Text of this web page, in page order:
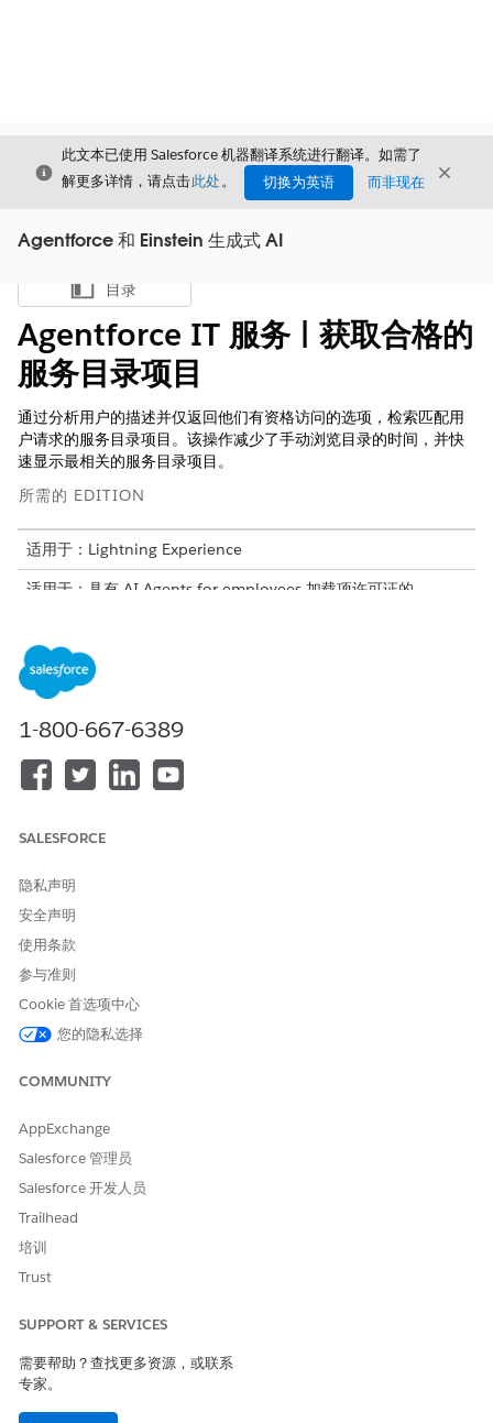
关闭
此文本已使用 Salesforce 机器翻译系统进行翻译。如需了
解更多详情，请点击此处。 切换为英语 而非现在 关闭
Agentforce 和 Einstein 生成式 AI
显示目录
目录
Agentforce IT 服务 | 获取合格的
服务目录项目
通过分析用户的描述并仅返回他们有资格访问的选项，检索匹配用
户请求的服务目录项目。该操作减少了手动浏览目录的时间，并快
速显示最相关的服务目录项目。
所需的 EDITION
适用于：Lightning Experience
适用于：具有 AI Agents for employees 加载项许可证的
所需用户权限
请参阅标准客服人员操作的
操作详细信息
参考操作
此操作是否执行一个或多个提
示模板？
请与我们共享您的想法，以便我们进行改进！
1-800-667-6389
SALESFORCE
隐私声明
安全声明
使用条款
参与准则
Cookie 首选项中心
您的隐私选择
COMMUNITY
AppExchange
Salesforce 管理员
Salesforce 开发人员
Trailhead
培训
Trust
SUPPORT & SERVICES
需要帮助？查找更多资源，或联系
专家。